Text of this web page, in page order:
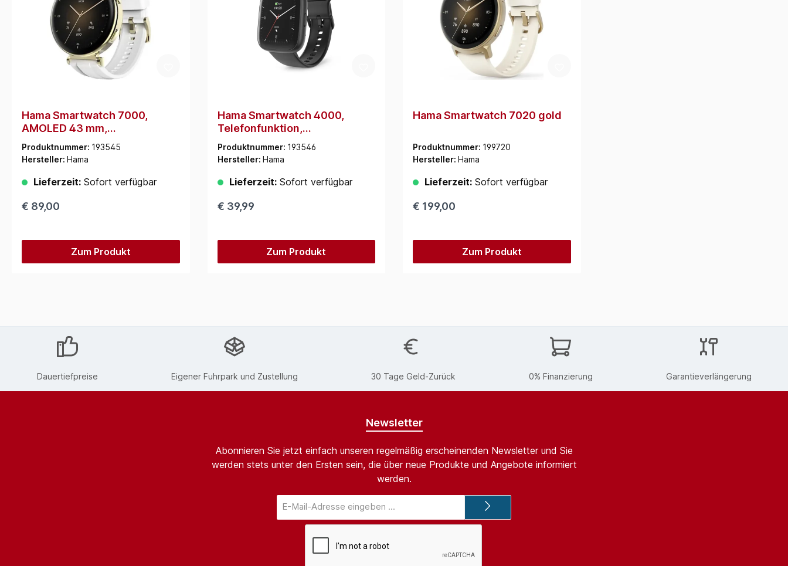
Hama Smartwatch 7000,
AMOLED 43 mm,
Telefonfunktion, wasserdicht
Produktnummer: 193545
Hersteller: Hama
Lieferzeit: Sofort verfügbar
€ 89,00
Zum Produkt
Hama Smartwatch 4000,
Telefonfunktion,
Schlafanalyse, wasserdicht
Produktnummer: 193546
Hersteller: Hama
Lieferzeit:Sofort verfügbar
€ 39,99
Zum Produkt
Hama Smartwatch 7020 gold
Produktnummer: 199720
Hersteller: Hama
Lieferzeit: Sofort verfügbar
€ 199,00
Zum Produkt
Dauertiefpreise Eigener Fuhrpark und Zustellung 30 Tage Geld-Zurück 0% Finanzierung Garantieverlängerung
Newsletter
Abonnieren Sie jetzt einfach unseren regelmäßig erscheinenden Newsletter und Sie
werden stets unter den Ersten sein, die über neue Produkte und Angebote informiert
werden.
Mail-
Adresse*